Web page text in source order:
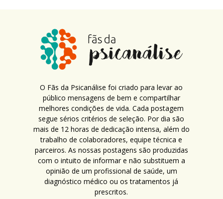
O Fãs da Psicanálise foi criado para levar ao
público mensagens de bem e compartilhar
melhores condições de vida. Cada postagem
segue sérios critérios de seleção. Por dia são
mais de 12 horas de dedicação intensa, além do
trabalho de colaboradores, equipe técnica e
parceiros. As nossas postagens são produzidas
com o intuito de informar e não substituem a
opinião de um profissional de saúde, um
diagnóstico médico ou os tratamentos já
prescritos.